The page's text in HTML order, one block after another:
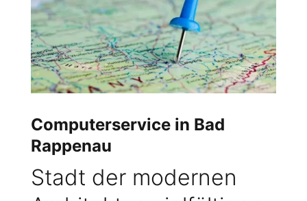
Computerservice in Bad
Rappenau
Stadt der modernen